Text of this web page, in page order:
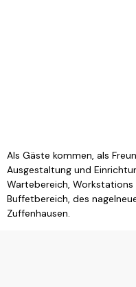
Als Gäste kommen, als
Ausgestaltung und
Wartebereich,
Buffetbereich, des
Zuffenhausen.